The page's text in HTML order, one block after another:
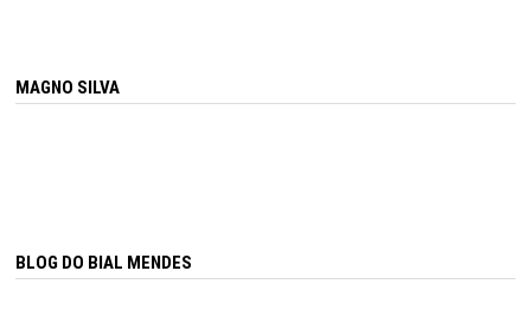
MAGNO SILVA
BLOG DO BIAL MENDES